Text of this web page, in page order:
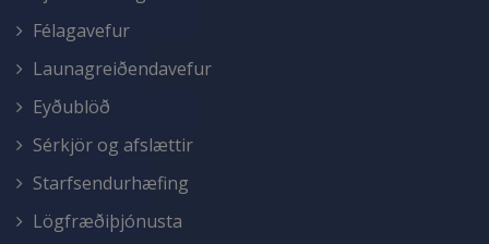
Félagavefur
Launagreiðendavefur
Eyðublöð
Sérkjör og afslættir
Starfsendurhæfing
Lögfræðiþjónusta